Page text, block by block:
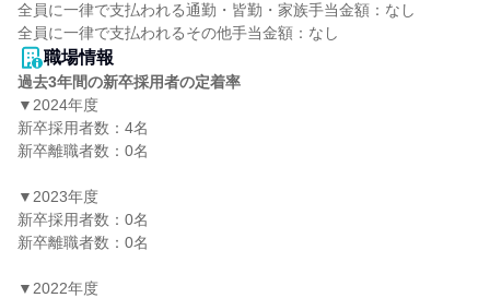
全員に一律で支払われる通勤・皆勤・家族手当金額：なし
職場情報
過去3年間の新卒採用者の定着率
▼2024年度
新卒採用者数：4名
新卒離職者数：0名
▼2023年度
新卒採用者数：0名
新卒離職者数：0名
▼2022年度